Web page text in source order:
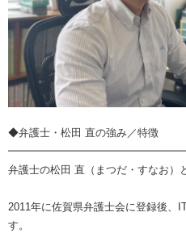
◆弁護士・松田 直の強み／特徴
━━━━━━━━━━━━━━━━━
弁護士の松田 直（まつだ・すなお）
2011年に佐賀県弁護士会に登録後、
す。